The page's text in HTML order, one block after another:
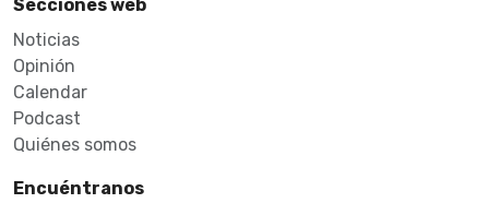
Secciones web
Noticias
Opinión
Calendar
Podcast
Quiénes somos
Encuéntranos